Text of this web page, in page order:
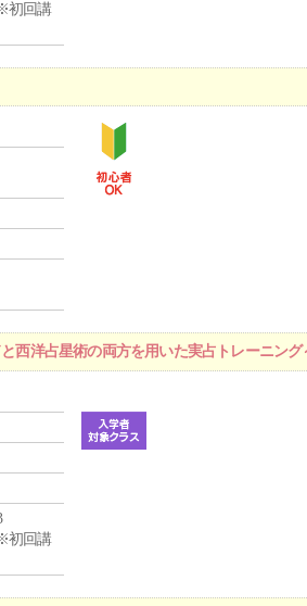
初回講
西洋占星術の両方を用いた実占トレーニング
初回講